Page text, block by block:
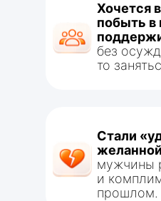
Хочется
побыть в
без
то
Стали
желанной
мужчины
и
прошлом.